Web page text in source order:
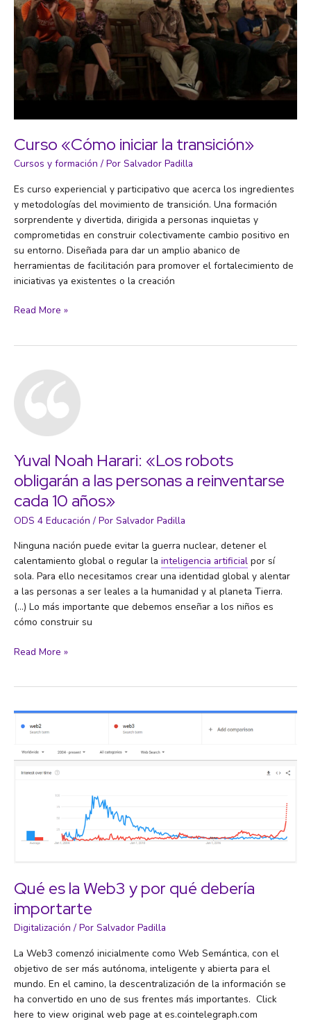
Climate
Fight
Curso «Cómo iniciar la transición»
Cursos y formación / Por Salvador Padilla
Es curso experiencial y participativo que acerca los ingredientes
y metodologías del movimiento de transición. Una formación
sorprendente y divertida, dirigida a personas inquietas y
comprometidas en construir colectivamente cambio positivo en
su entorno. Diseñada para dar un amplio abanico de
herramientas de facilitación para promover el fortalecimiento de
iniciativas ya existentes o la creación
Curso
transición»
Read More »
Yuval Noah Harari: «Los robots
obligarán a las personas a reinventarse
cada 10 años»
ODS 4 Educación / Por Salvador Padilla
Ninguna nación puede evitar la guerra nuclear, detener el
calentamiento global o regular la inteligencia artificial por sí
sola. Para ello necesitamos crear una identidad global y alentar
a las personas a ser leales a la humanidad y al planeta Tierra.
(…) Lo más importante que debemos enseñar a los niños es
cómo construir su
Yuval
robots
obligarán
las
personas
reinventarse
Read More »
Qué es la Web3 y por qué debería
importarte
Digitalización / Por Salvador Padilla
La Web3 comenzó inicialmente como Web Semántica, con el
objetivo de ser más autónoma, inteligente y abierta para el
mundo. En el camino, la descentralización de la información se
ha convertido en uno de sus frentes más importantes. Click
here to view original web page at es.cointelegraph.com